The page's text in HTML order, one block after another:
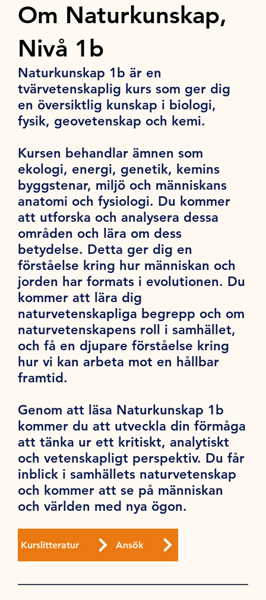
Om Naturkunskap,
Nivå 1b
Naturkunskap 1b är en
tvärvetenskaplig kurs som ger dig
en översiktlig kunskap i biologi,
fysik, geovetenskap och kemi.
Kursen behandlar ämnen som
ekologi, energi, genetik, kemins
byggstenar, miljö och människans
anatomi och fysiologi. Du kommer
att utforska och analysera dessa
områden och lära om dess
betydelse. Detta ger dig en
förståelse kring hur människan och
jorden har formats i evolutionen. Du
kommer att lära dig
naturvetenskapliga begrepp och om
naturvetenskapens roll i samhället,
och få en djupare förståelse kring
hur vi kan arbeta mot en hållbar
framtid.
Genom att läsa Naturkunskap 1b
kommer du att utveckla din förmåga
att tänka ur ett kritiskt, analytiskt
och vetenskapligt perspektiv. Du får
inblick i samhällets naturvetenskap
och kommer att se på människan
och världen med nya ögon.
Kurslitteratur Ansök